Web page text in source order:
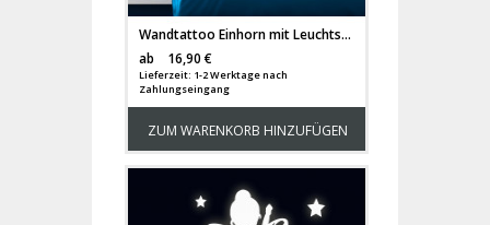
Wandtattoo Einhorn mit Leuchtsternen fluoreszierend M1293
ab
16,90 €
Lieferzeit: 1-2 Werktage nach
Zahlungseingang
ZUM WARENKORB HINZUFÜGEN